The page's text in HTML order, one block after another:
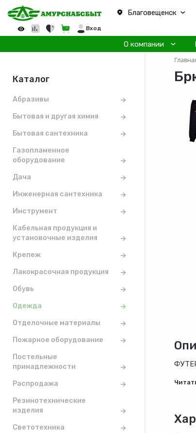
Благовещенск
Вход
О компании
Каталог
Абразивы
Бытовая и другая химия
Бытовая сантехника
Газопламенное
оборудование
Дача
Инженерная сантехника
Инструмент
Кабельная продукция и
установочные изделия
Крепеж
Лакокрасочная продукция
Обувь
Одежда
Отделочные материалы
Пожарное оборудование
Постельные
принадлежности
Распродажа
Резинотехнические
изделия
Светотехника